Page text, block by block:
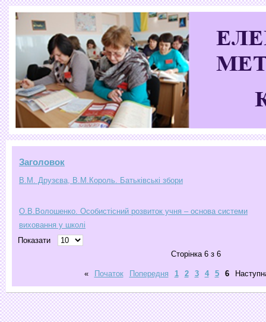
Заголовок
В.М. Друзєва, В.М.Король. Батьківські збори
О.В.Волошенко. Особистісний розвиток учня – основа системи
виховання у школі
Показати
Сторінка 6 з 6
« Початок Попередня 1 2 3 4 5 6